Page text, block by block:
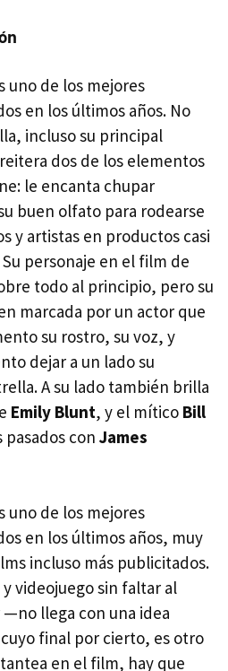
uno de los mejores
en los últimos años. No
incluso su principal
dos de los elementos
le encanta chupar
buen olfato para rodearse
y artistas en productos casi
personaje en el film de
todo al principio, pero su
marcada por un actor que
su rostro, su voz, y
dejar a un lado su
A su lado también brilla
Emily Blunt, y el mítico Bill
con James
uno de los mejores
en los últimos años, muy
incluso más publicitados.
videojuego sin faltar al
llega con una idea
final por cierto, es otro
en el film, hay que